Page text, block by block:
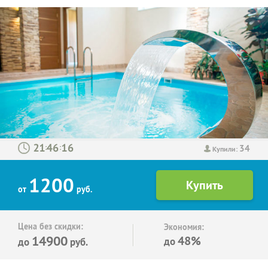
Купили: 34
: :
от 1200 руб.
Цена без скидки:
до 14900 руб.
Экономия:
до48%